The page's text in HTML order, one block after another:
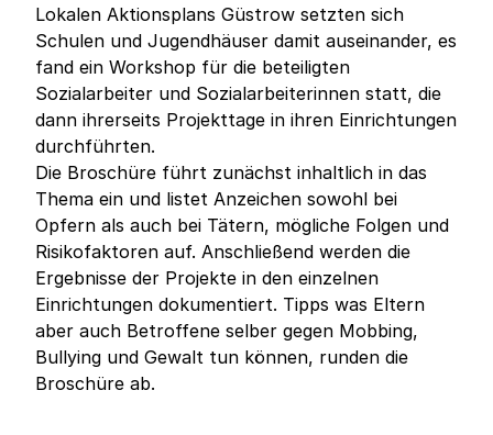
Lokalen Aktionsplans Güstrow setzten sich
Schulen und Jugendhäuser damit auseinander, es
fand ein Workshop für die beteiligten
Sozialarbeiter und Sozialarbeiterinnen statt, die
dann ihrerseits Projekttage in ihren Einrichtungen
durchführten.
Die Broschüre führt zunächst inhaltlich in das
Thema ein und listet Anzeichen sowohl bei
Opfern als auch bei Tätern, mögliche Folgen und
Risikofaktoren auf. Anschließend werden die
Ergebnisse der Projekte in den einzelnen
Einrichtungen dokumentiert. Tipps was Eltern
aber auch Betroffene selber gegen Mobbing,
Bullying und Gewalt tun können, runden die
Broschüre ab.